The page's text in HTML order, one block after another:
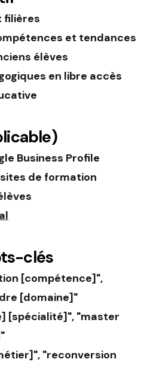
filières
et tendances
élèves
en libre accès
Business Profile
de formation
clés
[compétence]",
[domaine]"
[spécialité]", "master
"reconversion